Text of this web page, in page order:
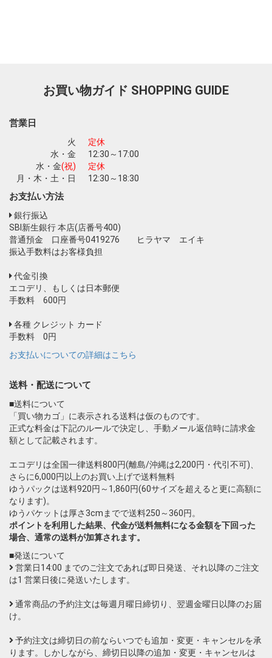
お買い物ガイド SHOPPING GUIDE
営業日
火
定休
水・金
12:30～17:00
水・金(祝)
定休
月・木・土・日
12:30～18:30
お支払い方法
銀行振込
SBI新生銀行 本店(店番号400)
普通預金 口座番号0419276 ヒラヤマ エイキ
振込手数料はお客様負担
代金引換
エコデリ、もしくは日本郵便
手数料 600円
各種 クレジット カード
手数料 0円
お支払いについての詳細はこちら
送料・配送について
■送料について
「買い物カゴ」に表示される送料は仮のものです。
正式な料金は下記のルールで決定し、手動メール返信時に請求金
額として記載されます。
エコデリは全国一律送料800円(離島/沖縄は2,200円・代引不可)、
さらに6,000円以上のお買い上げで送料無料
ゆうパックは送料920円～1,860円(60サイズを超えると更に高額に
なります)。
ゆうパケットは厚さ3cmまでで送料250～360円。
ポイントを利用した結果、代金が送料無料になる金額を下回った
場合、通常の送料が加算されます。
■発送について
営業日14:00 までのご注文であれば即日発送、それ以降のご注文
は1 営業日後に発送いたします。
通常商品の予約注文は毎週月曜日締切り、翌週金曜日以降のお届
け。
予約注文は締切日の前ならいつでも追加・変更・キャンセルを承
ります。しかしながら、締切日以降の追加・変更・キャンセルは